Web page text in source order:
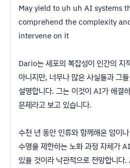
May yield to uh uh AI systems
comprehend the complexity
intervene on it
Dario는 세포의 복잡성이 인간의 지
아니지만, 너무나 많은 사실들과 그
설명합니다. 그는 이것이 AI가 해결
문제라고 보고 있습니다.
수천 년 동안 인류와 함께해온 암이
수명을 제한하는 노화 과정 자체가
있을 것이라 낙관적으로 전망합니다